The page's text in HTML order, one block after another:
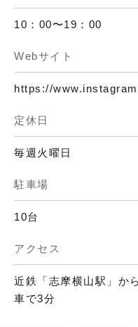
10：00〜19：00
Webサイト
https://
定休日
毎週火曜日
駐車場
10台
アクセス
近鉄「志摩横山駅」か
車で3分